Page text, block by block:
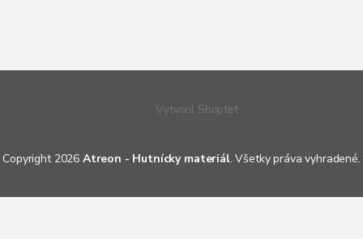
Vytvoril Shoptet
Copyright 2026 Atreon - Hutnícky materiál. Všetky práva vyhradené.